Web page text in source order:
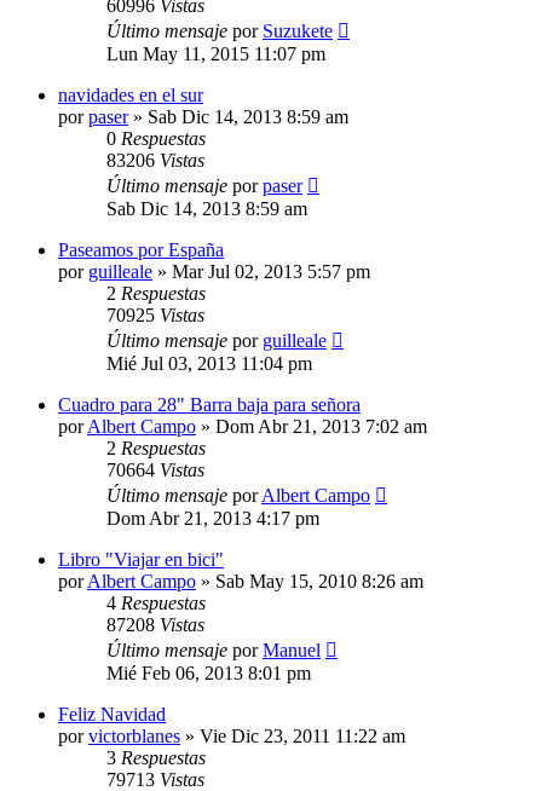
60996 Vistas
Último mensaje por Suzukete
Lun May 11, 2015 11:07 pm
navidades en el sur
porpaser» Sab Dic 14, 2013 8:59 am
0 Respuestas
83206 Vistas
Último mensaje porpaser
Sab Dic 14, 2013 8:59 am
Paseamos por España
por guilleale » Mar Jul 02, 2013 5:57 pm
2 Respuestas
70925 Vistas
Último mensaje por guilleale
Mié Jul 03, 2013 11:04 pm
Cuadro para 28" Barra baja para señora
porAlbert Campo » Dom Abr 21, 2013 7:02 am
2 Respuestas
70664 Vistas
Último mensaje porAlbert Campo
Dom Abr 21, 2013 4:17 pm
Libro "Viajar en bici"
porAlbert Campo » Sab May 15, 2010 8:26 am
4 Respuestas
87208 Vistas
Último mensaje porManuel
Mié Feb 06, 2013 8:01 pm
Feliz Navidad
porvictorblanes » Vie Dic 23, 2011 11:22 am
3 Respuestas
79713 Vistas